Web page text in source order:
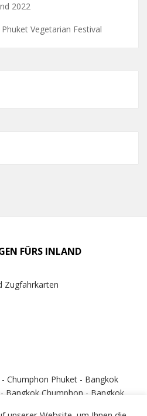
2022
Vegetarian Festival
FÜRS INLAND
Zugfahrkarten
Chumphon Phuket - Bangkok
Bangkok Chumphon - Bangkok